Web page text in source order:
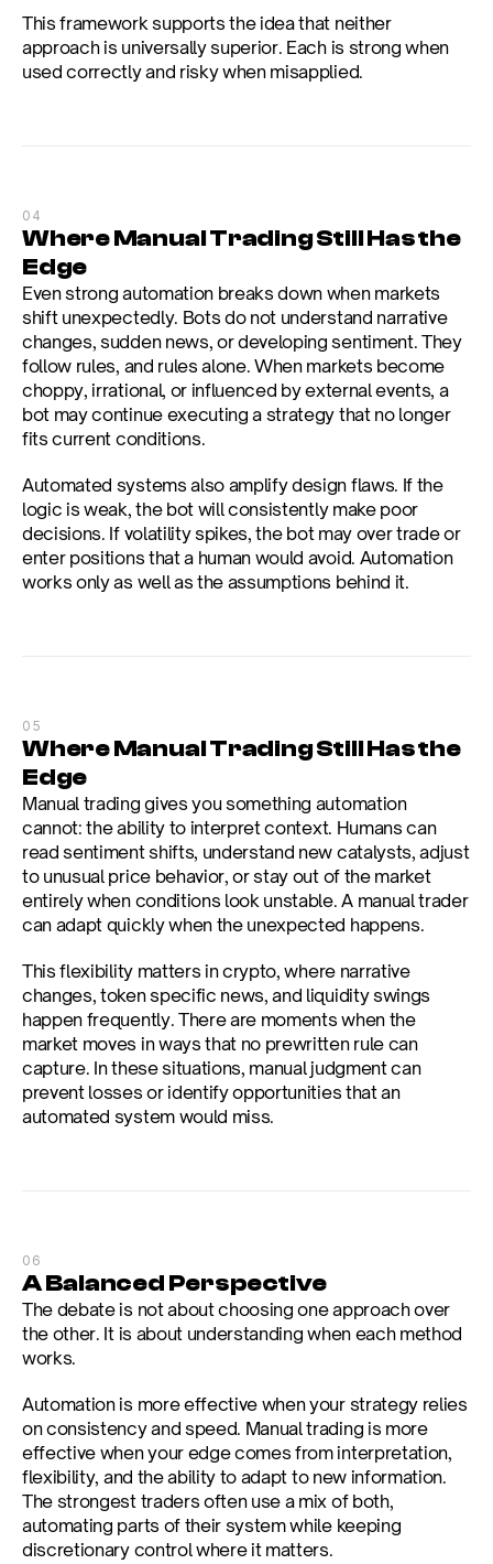
This framework supports the idea that neither
approach is universally superior. Each is strong when
used correctly and risky when misapplied.
04
Where Manual Trading Still Has the
Edge
Even strong automation breaks down when markets
shift unexpectedly. Bots do not understand narrative
changes, sudden news, or developing sentiment. They
follow rules, and rules alone. When markets become
choppy, irrational, or influenced by external events, a
bot may continue executing a strategy that no longer
fits current conditions.
Automated systems also amplify design flaws. If the
logic is weak, the bot will consistently make poor
decisions. If volatility spikes, the bot may over trade or
enter positions that a human would avoid. Automation
works only as well as the assumptions behind it.
05
Where Manual Trading Still Has the
Edge
Manual trading gives you something automation
cannot: the ability to interpret context. Humans can
read sentiment shifts, understand new catalysts, adjust
to unusual price behavior, or stay out of the market
entirely when conditions look unstable. A manual trader
can adapt quickly when the unexpected happens.
This flexibility matters in crypto, where narrative
changes, token specific news, and liquidity swings
happen frequently. There are moments when the
market moves in ways that no prewritten rule can
capture. In these situations, manual judgment can
prevent losses or identify opportunities that an
automated system would miss.
06
A Balanced Perspective
The debate is not about choosing one approach over
the other. It is about understanding when each method
works.
Automation is more effective when your strategy relies
on consistency and speed. Manual trading is more
effective when your edge comes from interpretation,
flexibility, and the ability to adapt to new information.
The strongest traders often use a mix of both,
automating parts of their system while keeping
discretionary control where it matters.